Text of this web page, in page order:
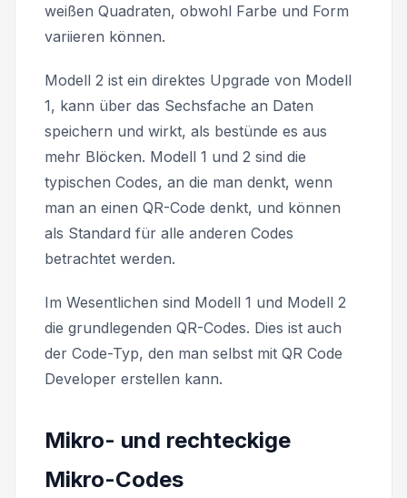
weißen Quadraten, obwohl Farbe und Form
variieren können.
Modell 2 ist ein direktes Upgrade von Modell
1, kann über das Sechsfache an Daten
speichern und wirkt, als bestünde es aus
mehr Blöcken. Modell 1 und 2 sind die
typischen Codes, an die man denkt, wenn
man an einen QR-Code denkt, und können
als Standard für alle anderen Codes
betrachtet werden.
Im Wesentlichen sind Modell 1 und Modell 2
die grundlegenden QR-Codes. Dies ist auch
der Code-Typ, den man selbst mit QR Code
Developer erstellen kann.
Mikro- und rechteckige
Mikro-Codes